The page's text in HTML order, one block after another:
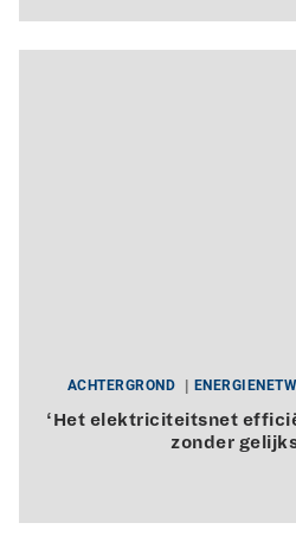
ACHTERGROND
‘Het elektriciteitsnet
zonder